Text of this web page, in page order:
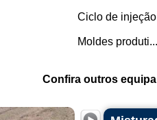
Ciclo de
Moldes produti...
Confira outros